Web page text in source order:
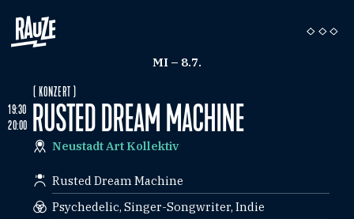
MI – 8.7.
19:30
20:00
( KONZERT )
RUSTED DREAM MACHINE
Neustadt Art Kollektiv
Rusted Dream Machine
Psychedelic, Singer-Songwriter, Indie